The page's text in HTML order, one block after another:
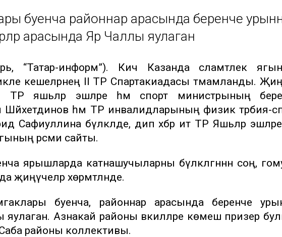
буенча районнар арасында беренче
арасында Яр Чаллы яулаган
“Татар-информ”). Кичә Казанда сәламәтлек
кешеләрнең II ТР Спартакиадасы тәмамланды.
ТР яшьләр эшләре һәм спорт министрының
Шәйхетдинов һәм ТР инвалидларының физик тәрбия-
Сафиуллина бүләкләде, дип хәбәр итә ТР Яшьләр
рәсми сайты.
ярышларда катнашучыларны бүләкләгәннән соң,
җиңүчеләр хөрмәтләнде.
буенча, районнар арасында беренче
Азнакай районы вәкилләре көмеш призер
районы коллективы.